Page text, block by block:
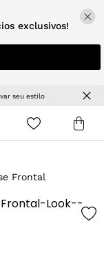
exclusivos!
seu estilo
Frontal